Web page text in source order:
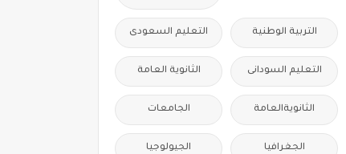
التربية الوطنية التعليم السعودى
التعليم السودانى الثانوية العامة
الثانويةالعامة الجامعات
الجغرافيا الجيولوجيا